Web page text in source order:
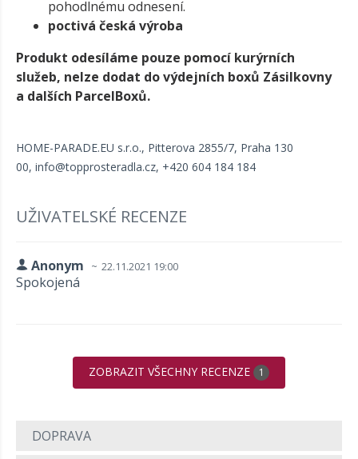
pohodlnému odnesení.
poctivá česká výroba
Produkt odesíláme pouze pomocí kurýrních
služeb, nelze dodat do výdejních boxů Zásilkovny
a dalších ParcelBoxů.
HOME-PARADE.EU s.r.o., Pitterova 2855/7, Praha 130
00, info@topprosteradla.cz, +420 604 184 184
UŽIVATELSKÉ RECENZE
Anonym 22.11.2021 19:00
Spokojená
ZOBRAZIT VŠECHNY RECENZE 1
DOPRAVA